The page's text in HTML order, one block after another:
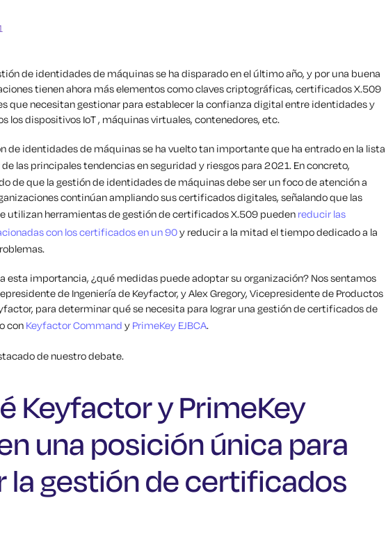
de identidades de máquinas se ha disparado en el último año, y por una buena
tienen ahora más elementos como claves criptográficas, certificados X.509
que necesitan gestionar para establecer la confianza digital entre identidades y
los dispositivos IoT , máquinas virtuales, contenedores, etc.
de identidades de máquinas se ha vuelto tan importante que ha entrado en la lista
de las principales tendencias en seguridad y riesgos para 2021. En concreto,
de que la gestión de identidades de máquinas debe ser un foco de atención a
continúan ampliando sus certificados digitales, señalando que las
utilizan herramientas de gestión de certificados X.509 pueden reducir las
con los certificados en un 90y reducir a la mitad el tiempo dedicado a la
esta importancia, ¿qué medidas puede adoptar su organización? Nos sentamos
de Ingeniería de Keyfactor, y Alex Gregory, Vicepresidente de Productos
para determinar qué se necesita para lograr una gestión de certificados de
con Keyfactor Command y PrimeKey EJBCA.
de nuestro debate.
Keyfactor y PrimeKey
una posición única para
la gestión de certificados